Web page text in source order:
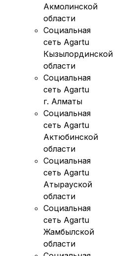
Акмолинской
области
Социальная
сеть Agartu
Кызылординской
области
Социальная
сеть Agartu
г. Алматы
Социальная
сеть Agartu
Актюбинской
области
Социальная
сеть Agartu
Атырауской
области
Социальная
сеть Agartu
Жамбылской
области